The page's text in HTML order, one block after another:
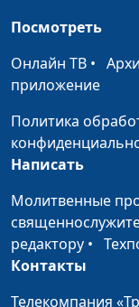
Что важно знать в
Что мне можно -
Неужели всю
грешить и
Реально ли
совершенным?
Куда человеку
Посмотреть
Онлайн ТВ •
приложение
Политика
Написать
Молитвенные
редактору •
Контакты
Телекомпания